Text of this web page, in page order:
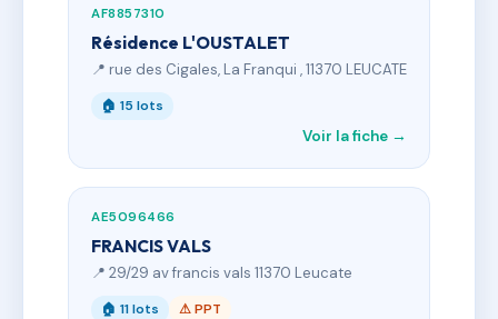
AF8857310
Résidence L'OUSTALET
📍 rue des Cigales, La Franqui , 11370 LEUCATE
🏠 15 lots
Voir la fiche →
AE5096466
FRANCIS VALS
📍 29/29 av francis vals 11370 Leucate
🏠 11 lots ⚠ PPT